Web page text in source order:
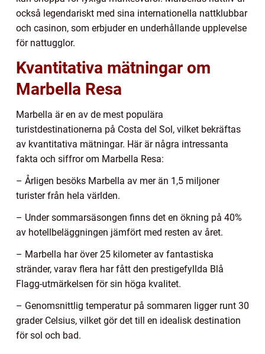
också legendariskt med sina internationella nattklubbar
och casinon, som erbjuder en underhållande upplevelse
för nattugglor.
Kvantitativa mätningar om
Marbella Resa
Marbella är en av de mest populära
turistdestinationerna på Costa del Sol, vilket bekräftas
av kvantitativa mätningar. Här är några intressanta
fakta och siffror om Marbella Resa:
– Årligen besöks Marbella av mer än 1,5 miljoner
turister från hela världen.
– Under sommarsäsongen finns det en ökning på 40%
av hotellbeläggningen jämfört med resten av året.
– Marbella har över 25 kilometer av fantastiska
stränder, varav flera har fått den prestigefyllda Blå
Flagg-utmärkelsen för sin höga kvalitet.
– Genomsnittlig temperatur på sommaren ligger runt 30
grader Celsius, vilket gör det till en idealisk destination
för sol och bad.